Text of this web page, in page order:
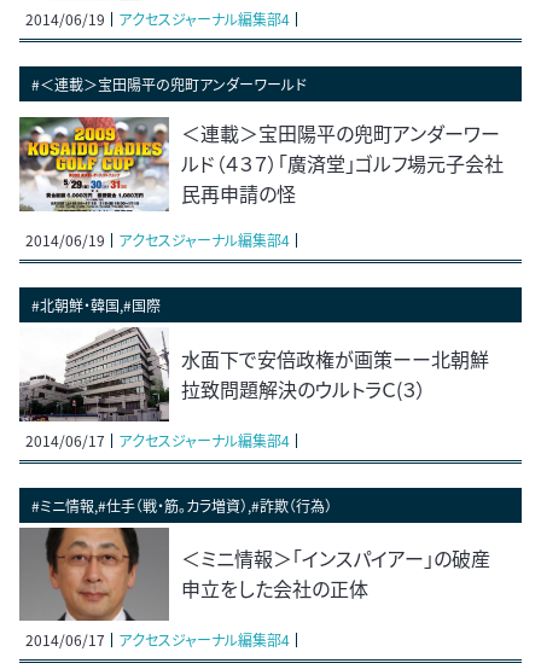
2014/06/19 アクセスジャーナル編集部4
#＜連載＞宝田陽平の兜町アンダーワールド
＜連載＞宝田陽平の兜町アンダーワー
ルド（４３７）「廣済堂」ゴルフ場元子会社
民再申請の怪
2014/06/19 アクセスジャーナル編集部4
#北朝鮮・韓国,#国際
水面下で安倍政権が画策ーー北朝鮮
拉致問題解決のウルトラＣ(３）
2014/06/17 アクセスジャーナル編集部4
#ミニ情報,#仕手（戦・筋。カラ増資）,#詐欺（行為）
＜ミニ情報＞｢インスパイアー」の破産
申立をした会社の正体
2014/06/17 アクセスジャーナル編集部4